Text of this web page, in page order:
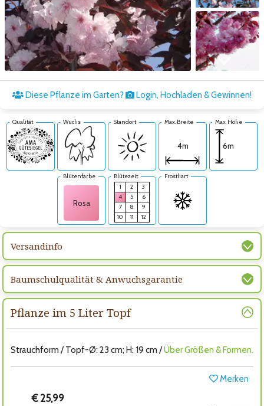
Zum nächsten Bild
Diese Pflanze im Garten? Login, Hochladen & Gewinnen!
Qualität Wuchs Standort Max. Breite
4m
Max. Höhe
6m
Blütenfarbe
Rosa
Blütezeit
1
2
3
4
5
6
7
8
9
10
11 12
Frosthart
Versandinfo
Baumschulqualität & Anwuchsgarantie
Pflanze im 5 Liter Topf
Strauchform / Topf-Ø: 23 cm; H: 19 cm /Über Größen & Formen.
Merken
€ 25,99